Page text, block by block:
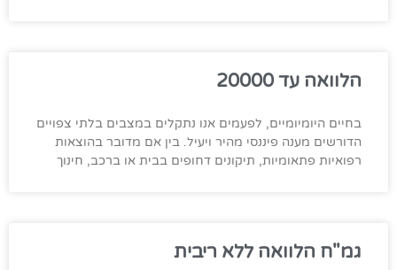
הלוואה עד 20000
בחיים היומיומיים, לפעמים אנו נתקלים במצבים בלתי צפויים
הדורשים מענה פיננסי מהיר ויעיל. בין אם מדובר בהוצאות
רפואיות פתאומיות, תיקונים דחופים בבית או ברכב, חינוך
גמ"ח הלוואה ללא ריבית